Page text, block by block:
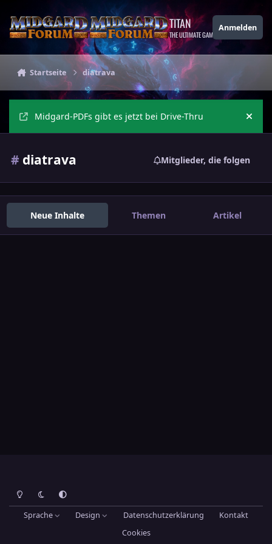
TITAN
THE ULTIMATE GAMING THEME
Anmelden
Startseite diatrava
Midgard-PDFs gibt es jetzt bei Drive-Thru
# diatrava Mitglieder, die folgen
Neue Inhalte Themen Artikel
Heller ModusDunkler ModusSystemeinstellung
Sprache Design Datenschutzerklärung
Kontakt
Cookies